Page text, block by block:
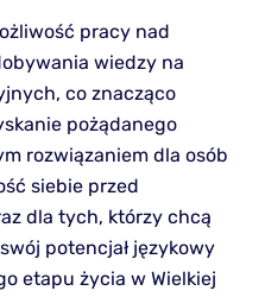
pracy nad
wiedzy na
co znacząco
pożądanego
rozwiązaniem dla osób
siebie przed
dla tych, którzy chcą
potencjał językowy
etapu życia w Wielkiej